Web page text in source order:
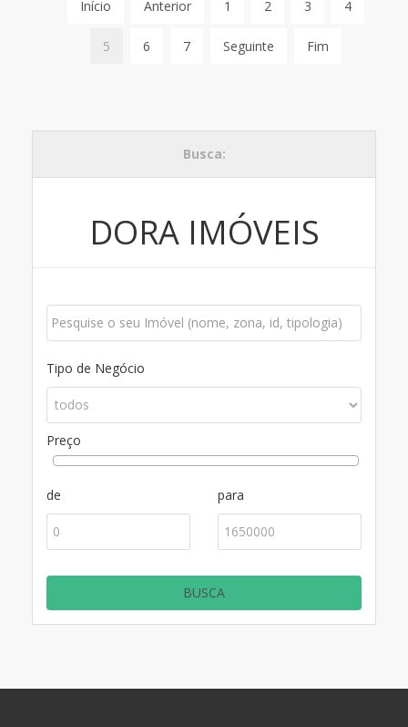
Início Anterior 1 2 3 4
5 6 7 Seguinte Fim
Busca:
DORA IMÓVEIS
Tipo de Negócio
Preço
de para